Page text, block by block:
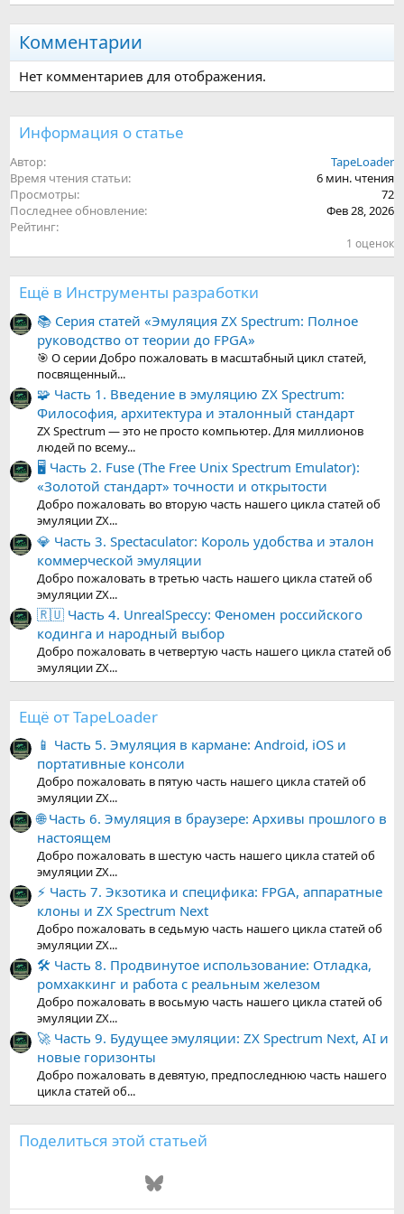
Комментарии
Нет комментариев для отображения.
Информация о статье
Автор
TapeLoader
Время чтения статьи
6 мин. чтения
Просмотры
72
Последнее обновление
Фев 28, 2026
Рейтинг
0
0
е
з
(
1 оценок
Ещё в Инструменты разработки
📚 Серия статей «Эмуляция ZX Spectrum: Полное
руководство от теории до FPGA»
🎯 О серии Добро пожаловать в масштабный цикл статей,
посвященный...
🧩 Часть 1. Введение в эмуляцию ZX Spectrum:
Философия, архитектура и эталонный стандарт
ZX Spectrum — это не просто компьютер. Для миллионов
людей по всему...
🖥️ Часть 2. Fuse (The Free Unix Spectrum Emulator):
«Золотой стандарт» точности и открытости
Добро пожаловать во вторую часть нашего цикла статей об
эмуляции ZX...
💎 Часть 3. Spectaculator: Король удобства и эталон
коммерческой эмуляции
Добро пожаловать в третью часть нашего цикла статей об
эмуляции ZX...
🇷🇺 Часть 4. UnrealSpeccy: Феномен российского
кодинга и народный выбор
Добро пожаловать в четвертую часть нашего цикла статей об
эмуляции ZX...
Ещё от TapeLoader
📱 Часть 5. Эмуляция в кармане: Android, iOS и
портативные консоли
Добро пожаловать в пятую часть нашего цикла статей об
эмуляции ZX...
🌐 Часть 6. Эмуляция в браузере: Архивы прошлого в
настоящем
Добро пожаловать в шестую часть нашего цикла статей об
эмуляции ZX...
⚡ Часть 7. Экзотика и специфика: FPGA, аппаратные
клоны и ZX Spectrum Next
Добро пожаловать в седьмую часть нашего цикла статей об
эмуляции ZX...
🛠️ Часть 8. Продвинутое использование: Отладка,
ромхаккинг и работа с реальным железом
Добро пожаловать в восьмую часть нашего цикла статей об
эмуляции ZX...
🚀 Часть 9. Будущее эмуляции: ZX Spectrum Next, AI и
новые горизонты
Добро пожаловать в девятую, предпоследнюю часть нашего
цикла статей об...
Поделиться этой статьей
Одноклассники
TelegramBluesky